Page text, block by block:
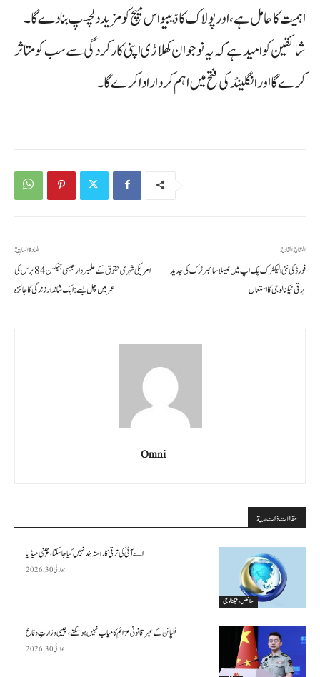
اہمیت کا حامل ہے، اور پولاک کا ڈیبیو اس میچ کو مزید دلچسپ بنا دے گا۔
شائقین کو امید ہے کہ یہ نوجوان کھلاڑی اپنی کارکردگی سے سب کو متاثر
کرے گا اور انگلینڈ کی فتح میں اہم کردار ادا کرے گا۔
المادة السابقة
امریکی شہری حقوق کے علمبردار جیسی جیکسن 84 برس کی
عمر میں چل بسے: ایک شاندار زندگی کا جائزہ
المقالة القادمة
فورڈ کی نئی الیکٹرک پک اپ میں ٹیسلا سائبر ٹرک کی جدید
برقی ٹیکنالوجی کا استعمال
Omni
مقالات ذات صلة
سائنس وٹیکنالوجی
اے آئی کی ترقی کا راستہ بند نہیں کیا جا سکتا، چینی میڈیا
جولائی 30, 2026
فلپائن کے غیر قانونی عزائم کامیاب نہیں ہو سکتے ، چینی وزارتِ دفاع
جولائی 30, 2026